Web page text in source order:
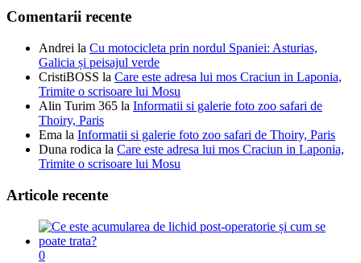
Comentarii recente
Andrei la Cu motocicleta prin nordul Spaniei: Asturias,
Galicia și peisajul verde
CristiBOSS la Care este adresa lui mos Craciun in Laponia,
Trimite o scrisoare lui Mosu
Alin Turim 365 la Informatii si galerie foto zoo safari de
Thoiry, Paris
Ema la Informatii si galerie foto zoo safari de Thoiry, Paris
Duna rodica la Care este adresa lui mos Craciun in Laponia,
Trimite o scrisoare lui Mosu
Articole recente
0